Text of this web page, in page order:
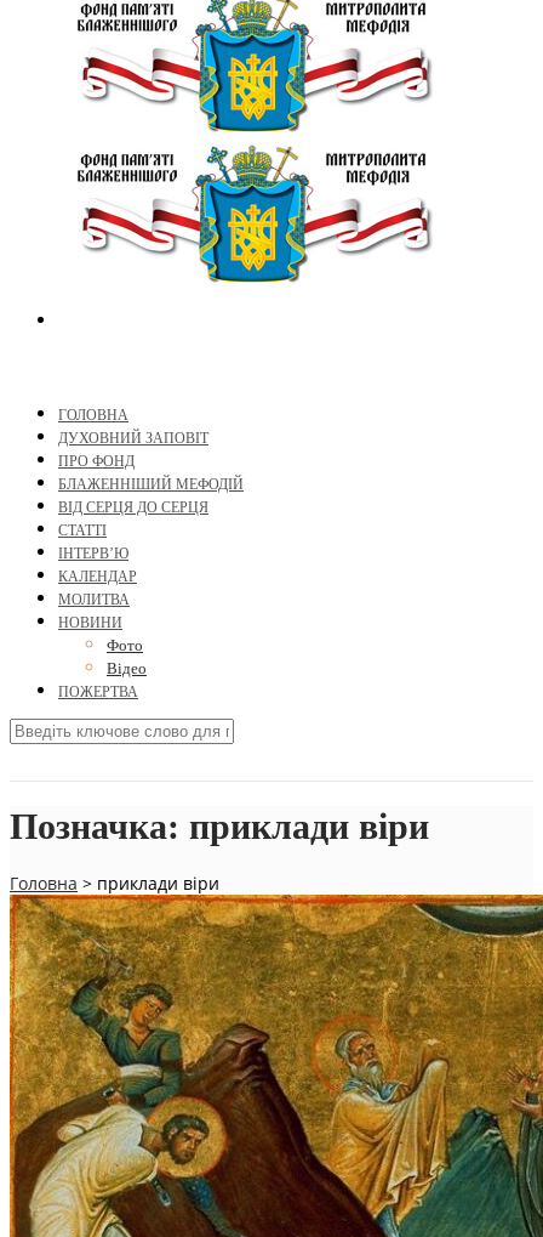
ГОЛОВНА
ДУХОВНИЙ ЗАПОВІТ
ПРО ФОНД
БЛАЖЕННІШИЙ МЕФОДІЙ
ВІД СЕРЦЯ ДО СЕРЦЯ
СТАТТІ
ІНТЕРВ’Ю
КАЛЕНДАР
МОЛИТВА
НОВИНИ
Фото
Відео
ПОЖЕРТВА
Позначка: приклади віри
Головна > приклади віри